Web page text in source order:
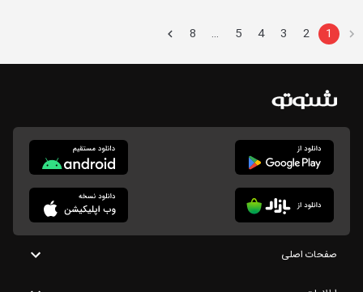
1
2
3
4
5
…
8
صفحات اصلی